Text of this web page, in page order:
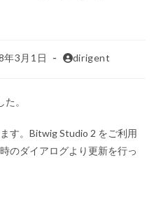
年3月1日 dirigent
。
す。Bitwig Studio 2 をご利用
のダイアログより更新を行っ